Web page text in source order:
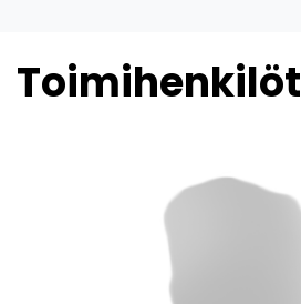
Toimihenkilöt